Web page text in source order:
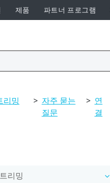
제품 파트너 프로그램
리밍
> 자주 묻는
질문
> 연
결
리밍